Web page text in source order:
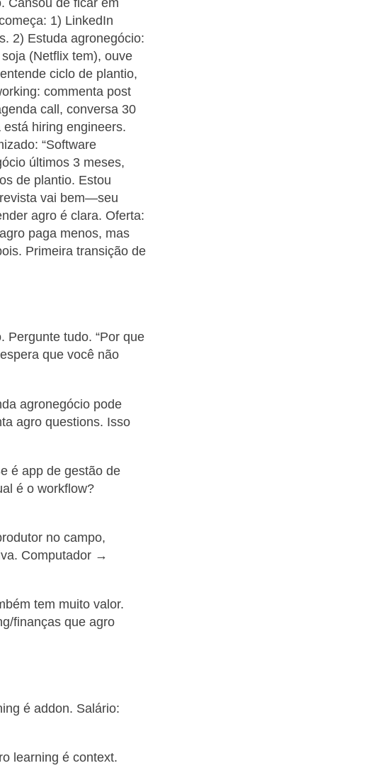
Cansou de ficar em
1) LinkedIn
2) Estuda agronegócio:
(Netflix tem), ouve
ciclo de plantio,
commenta post
call, conversa 30
hiring engineers.
“Software
últimos 3 meses,
de plantio. Estou
vai bem—seu
agro é clara. Oferta:
paga menos, mas
Primeira transição de
Pergunte tudo. “Por que
que você não
agronegócio pode
agro questions. Isso
é app de gestão de
é o workflow?
no campo,
Computador →
tem muito valor.
finanças que agro
é addon. Salário:
learning é context.